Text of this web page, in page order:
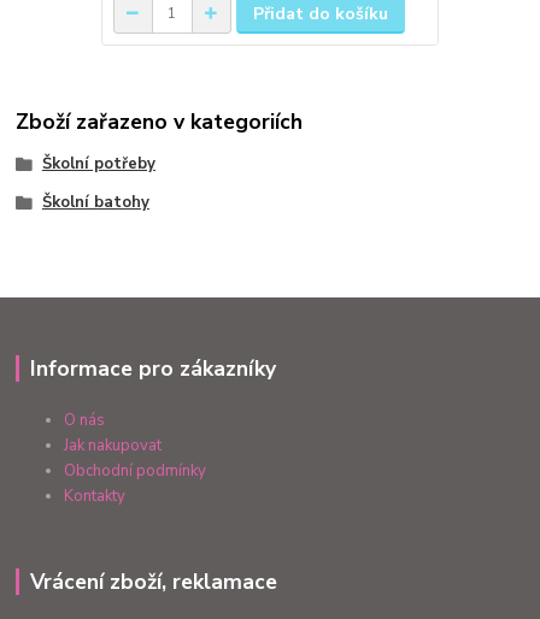
Přidat do košíku
Zboží zařazeno v kategoriích
Školní potřeby
Školní batohy
Informace pro zákazníky
O nás
Jak nakupovat
Obchodní podmínky
Kontakty
Vrácení zboží, reklamace